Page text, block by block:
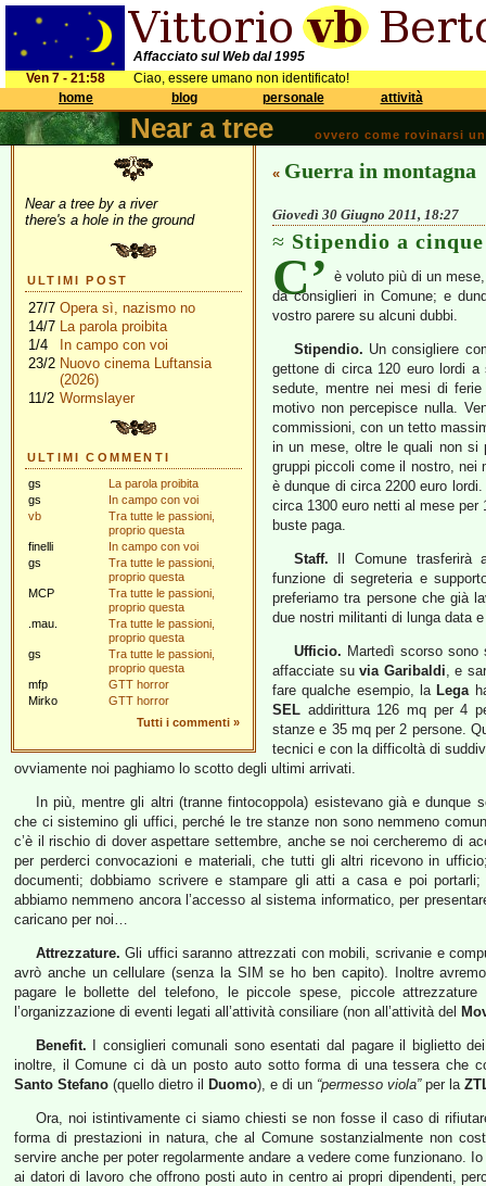
Affacciato sul Web dal 1995
Ven 7 - 21:58
Ciao, essere umano non identificato!
home
blog personale attività
Near a tree ovvero come rovinarsi
Near a tree by a river
there's a hole in the ground
ULTIMI POST
27/7 Opera sì, nazismo no
14/7 La parola proibita
1/4
In campo con voi
23/2 Nuovo cinema Luftansia
(2026)
11/2 Wormslayer
ULTIMI COMMENTI
gs
La parola proibita
gs
In campo con voi
vb
Tra tutte le passioni,
proprio questa
finelli
In campo con voi
gs
Tra tutte le passioni,
proprio questa
MCP
Tra tutte le passioni,
proprio questa
.mau.
Tra tutte le passioni,
proprio questa
gs
Tra tutte le passioni,
proprio questa
mfp
GTT horror
Mirko
GTT horror
Tutti i commenti »
« Guerra in montagna
Giovedì 30 Giugno 2011, 18:27
Stipendio a
C’ è voluto più di un
da consiglieri in Comune; e
vostro parere su alcuni dubbi.
Stipendio. Un consigliere
gettone di circa 120 euro lordi a
sedute, mentre nei mesi di
motivo non percepisce nulla.
commissioni, con un tetto
in un mese, oltre le quali non si
gruppi piccoli come il nostro, nei
è dunque di circa 2200 euro
circa 1300 euro netti al mese
buste paga.
Staff. Il Comune trasferirà
funzione di segreteria e
preferiamo tra persone che già
due nostri militanti di lunga data
Ufficio. Martedì scorso
affacciate suvia Garibaldi, e
fare qualche esempio, la Lega
SEL addirittura 126 mq per 4
stanze e 35 mq per 2 persone.
tecnici e con la difficoltà di
ovviamente noi paghiamo lo scotto degli ultimi arrivati.
In più, mentre gli altri (tranne fintocoppola) esistevano già e dunque
che ci sistemino gli uffici, perché le tre stanze non sono nemmeno
c’è il rischio di dover aspettare settembre, anche se noi cercheremo di
per perderci convocazioni e materiali, che tutti gli altri ricevono in
documenti; dobbiamo scrivere e stampare gli atti a casa e poi
abbiamo nemmeno ancora l’accesso al sistema informatico, per
caricano per noi…
Attrezzature. Gli uffici saranno attrezzati con mobili, scrivanie e
avrò anche un cellulare (senza la SIM se ho ben capito). Inoltre
pagare le bollette del telefono, le piccole spese, piccole
l’organizzazione di eventi legati all’attività consiliare (non all’attività del
Benefit. I consiglieri comunali sono esentati dal pagare il biglietto
inoltre, il Comune ci dà un posto auto sotto forma di una tessera che
Santo Stefano (quello dietro il Duomo), e di un “permesso viola”per la
Ora, noi istintivamente ci siamo chiesti se non fosse il caso di
forma di prestazioni in natura, che al Comune sostanzialmente non
servire anche per poter regolarmente andare a vedere come funzionano.
ai datori di lavoro che offrono posti auto in centro ai propri dipendenti,